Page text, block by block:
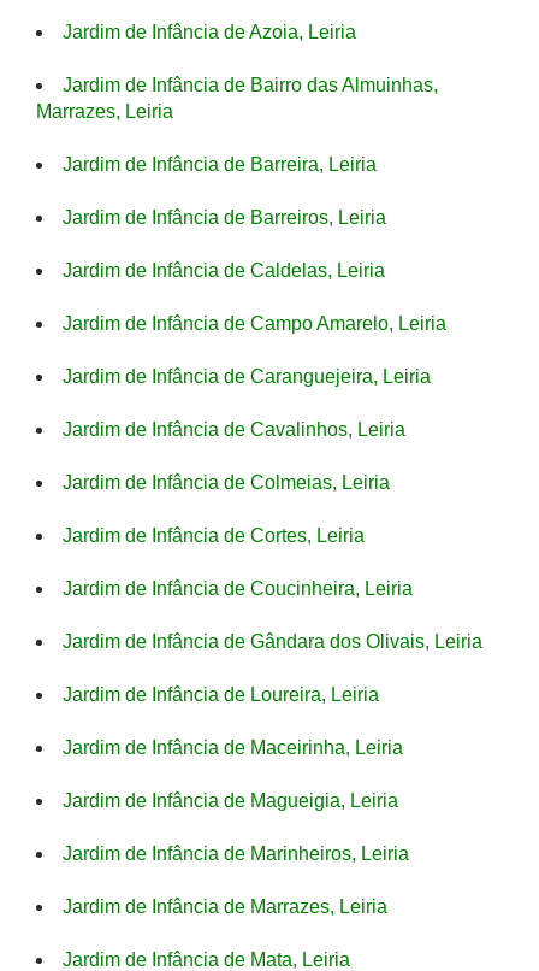
Jardim de Infância de Azoia, Leiria
Jardim de Infância de Bairro das Almuinhas,
Marrazes, Leiria
Jardim de Infância de Barreira, Leiria
Jardim de Infância de Barreiros, Leiria
Jardim de Infância de Caldelas, Leiria
Jardim de Infância de Campo Amarelo, Leiria
Jardim de Infância de Caranguejeira, Leiria
Jardim de Infância de Cavalinhos, Leiria
Jardim de Infância de Colmeias, Leiria
Jardim de Infância de Cortes, Leiria
Jardim de Infância de Coucinheira, Leiria
Jardim de Infância de Gândara dos Olivais, Leiria
Jardim de Infância de Loureira, Leiria
Jardim de Infância de Maceirinha, Leiria
Jardim de Infância de Magueigia, Leiria
Jardim de Infância de Marinheiros, Leiria
Jardim de Infância de Marrazes, Leiria
Jardim de Infância de Mata, Leiria